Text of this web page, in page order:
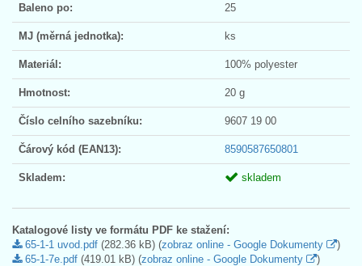
Baleno po: 25
MJ (měrná jednotka): ks
Materiál: 100% polyester
Hmotnost: 20 g
Číslo celního sazebníku: 9607 19 00
Čárový kód (EAN13): 8590587650801
Skladem: skladem
Katalogové listy ve formátu PDF ke stažení:
65-1-1 uvod.pdf (282.36 kB) (zobraz online - Google Dokumenty
)
65-1-7e.pdf (419.01 kB) (zobraz online - Google Dokumenty )